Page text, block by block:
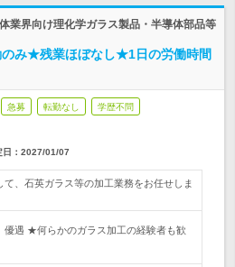
業界向け理化学ガラス製品・半導体部品等
のみ★残業ほぼなし★1日の労働時間
急募 転勤なし 学歴不問
： 2027/01/07
て、石英ガラス等の加工業務をお任せしま
遇 ★何らかのガラス加工の経験者も歓